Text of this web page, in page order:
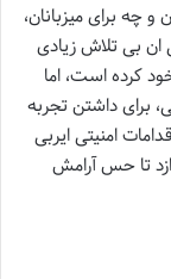
چه برای میزبانان،
ان بی تلاش زیادی
کرده است، اما
برای داشتن تجربه
امنیتی ایربی
تا حس آرامش